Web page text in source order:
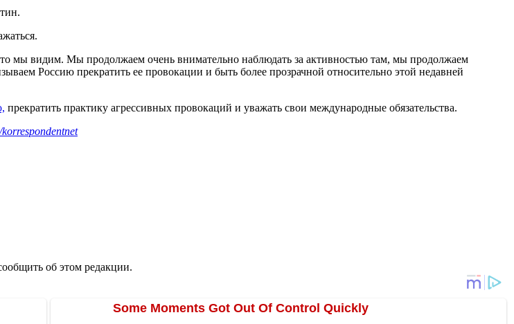
мы видим. Мы продолжаем очень внимательно наблюдать за активностью там, мы продолжаем
Россию прекратить ее провокации и быть более прозрачной относительно этой недавней
прекратить практику агрессивных провокаций и уважать свои международные обязательства.
об этом редакции.